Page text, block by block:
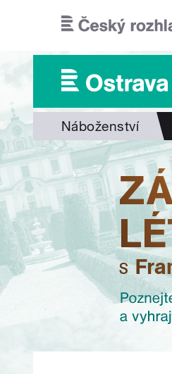
Náboženství